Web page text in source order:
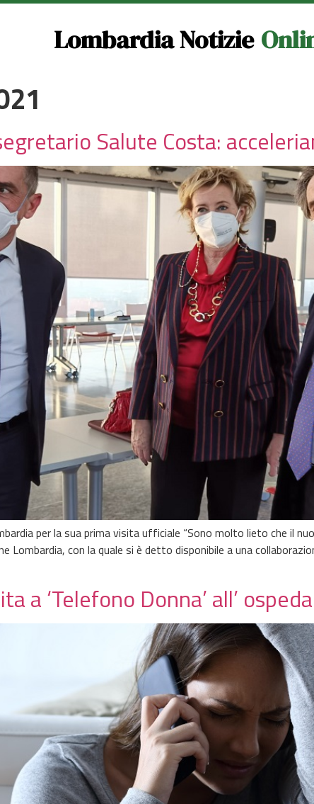
Lombardia Notizie
Salute Costa:
per la sua prima visita ufficiale “Sono molto lieto che il
Lombardia, con la quale si è detto disponibile a una
a ‘Telefono Donna’ all’